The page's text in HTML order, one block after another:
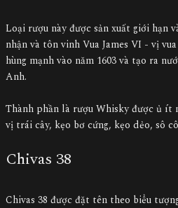
Loại rượu này được sản xuất giới hạn
nhận và tôn vinh Vua James VI - vị
hùng mạnh vào năm 1603 và tạo ra
Anh.
Thành phần là rượu Whisky được ủ ít
vị trái cây, kẹo bơ cứng, kẹo dẻo, sô
Chivas 38
Chivas 38 được đặt tên theo biểu